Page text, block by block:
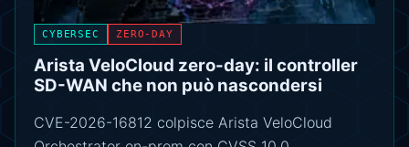
CYBERSEC ZERO-DAY
Arista VeloCloud zero-day: il controller
SD-WAN che non può nascondersi
CVE-2026-16812 colpisce Arista VeloCloud